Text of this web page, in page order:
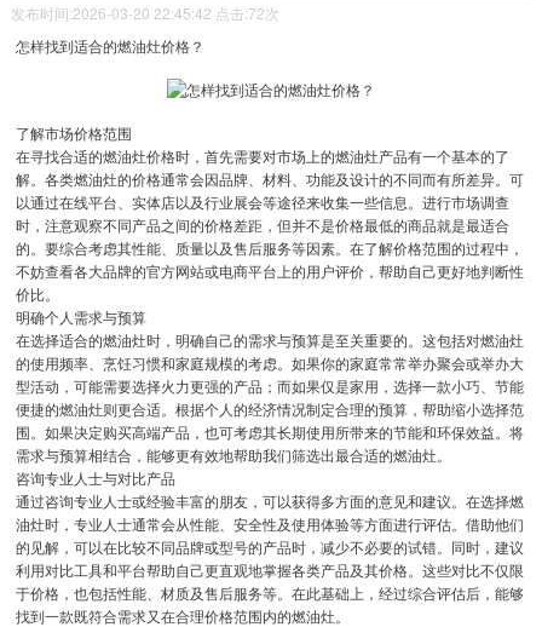
发布时间:2026-03-20 22:45:42 点击:72次
怎样找到适合的燃油灶价格？
了解市场价格范围
在寻找合适的燃油灶价格时，首先需要对市场上的燃油灶产品有一个基本的了
解。各类燃油灶的价格通常会因品牌、材料、功能及设计的不同而有所差异。可
以通过在线平台、实体店以及行业展会等途径来收集一些信息。进行市场调查
时，注意观察不同产品之间的价格差距，但并不是价格最低的商品就是最适合
的。要综合考虑其性能、质量以及售后服务等因素。在了解价格范围的过程中，
不妨查看各大品牌的官方网站或电商平台上的用户评价，帮助自己更好地判断性
价比。
明确个人需求与预算
在选择适合的燃油灶时，明确自己的需求与预算是至关重要的。这包括对燃油灶
的使用频率、烹饪习惯和家庭规模的考虑。如果你的家庭常常举办聚会或举办大
型活动，可能需要选择火力更强的产品；而如果仅是家用，选择一款小巧、节能
便捷的燃油灶则更合适。根据个人的经济情况制定合理的预算，帮助缩小选择范
围。如果决定购买高端产品，也可考虑其长期使用所带来的节能和环保效益。将
需求与预算相结合，能够更有效地帮助我们筛选出最合适的燃油灶。
咨询专业人士与对比产品
通过咨询专业人士或经验丰富的朋友，可以获得多方面的意见和建议。在选择燃
油灶时，专业人士通常会从性能、安全性及使用体验等方面进行评估。借助他们
的见解，可以在比较不同品牌或型号的产品时，减少不必要的试错。同时，建议
利用对比工具和平台帮助自己更直观地掌握各类产品及其价格。这些对比不仅限
于价格，也包括性能、材质及售后服务等。在此基础上，经过综合评估后，能够
找到一款既符合需求又在合理价格范围内的燃油灶。